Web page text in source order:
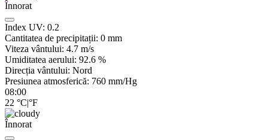
Înnorat
Index UV: 0.2
Cantitatea de precipitații: 0 mm
Viteza vântului: 4.7 m/s
Umiditatea aerului: 92.6 %
Direcția vântului: Nord
Presiunea atmosferică: 760 mm/Hg
08:00
22 °C|°F
Înnorat